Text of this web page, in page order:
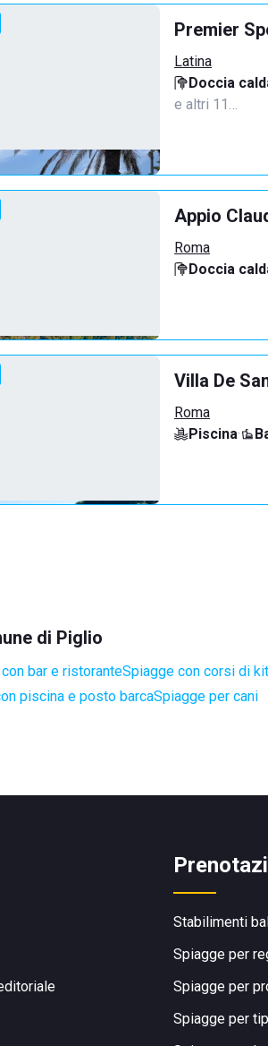
Premier
Latina
Doccia
e altri 11…
Appio
Roma
Doccia
Villa De
Roma
Piscina·
di Piglio
bar e ristoranteSpiagge con corsi di
piscina e posto barcaSpiagge per cani
Stabilimenti
Spiagge per
Spiagge per
Spiagge per